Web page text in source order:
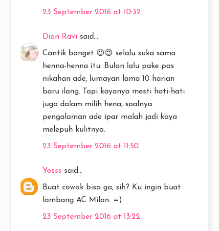
23 September 2016 at 10:32
Dian Ravi said...
Cantik banget 😍😍 selalu suka sama
henna-henna itu. Bulan lalu pake pas
nikahan ade, lumayan lama 10 harian
baru ilang. Tapi kayanya mesti hati-hati
juga dalam milih hena, soalnya
pengalaman ade ipar malah jadi kaya
melepuh kulitnya.
23 September 2016 at 11:50
Yosss said...
Buat cowok bisa ga, sih? Ku ingin buat
lambang AC Milan. =)
23 September 2016 at 13:22